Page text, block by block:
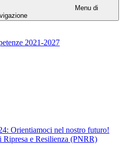
Menu di
2021-2027
Orientiamoci nel nostro futuro!
Ripresa e Resilienza (PNRR)